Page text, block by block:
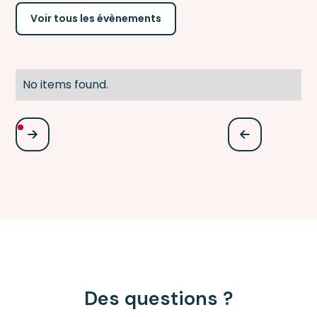
Voir tous les évènements
No items found.
Des questions ?